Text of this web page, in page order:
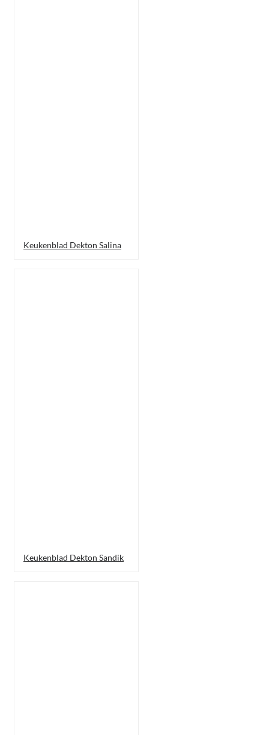
Keukenblad Dekton Salina
Keukenblad Dekton Sandik